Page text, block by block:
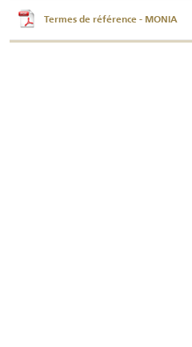
Termes de référence - MONIA